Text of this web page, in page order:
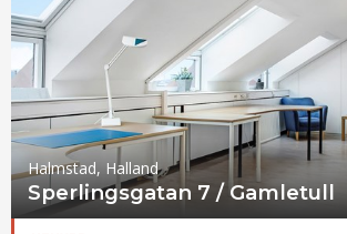
Halmstad, Halland
Sperlingsgatan 7 / Gamletull